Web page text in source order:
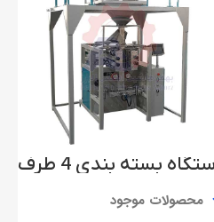
دستگاه بسته بندی 4 طرف
دوخت دو توزین
محصولات موجود